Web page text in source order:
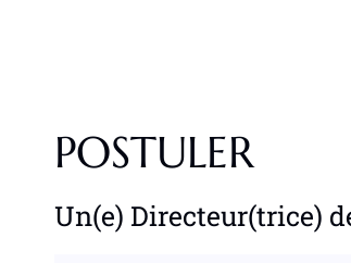
POSTULER
Un(e) Directeur(trice)